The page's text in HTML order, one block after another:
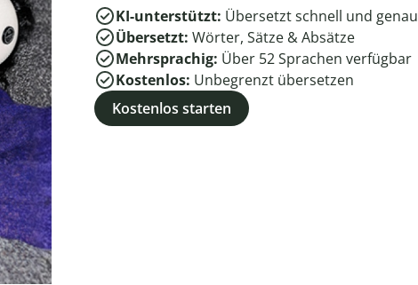
KI-unterstützt: Übersetzt schnell und genau
Übersetzt: Wörter, Sätze & Absätze
Mehrsprachig: Über 52Sprachen verfügbar
Kostenlos: Unbegrenzt übersetzen
Kostenlos starten